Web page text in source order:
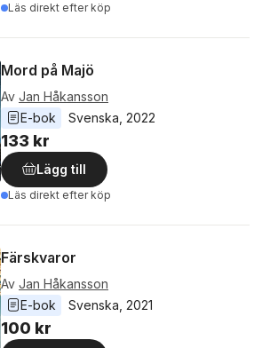
Läs direkt efter köp
Mord på Majö
Av Jan Håkansson
E-bok
Svenska 2022
133 kr
Lägg till
Läs direkt efter köp
Färskvaror
Av Jan Håkansson
E-bok
Svenska 2021
100 kr